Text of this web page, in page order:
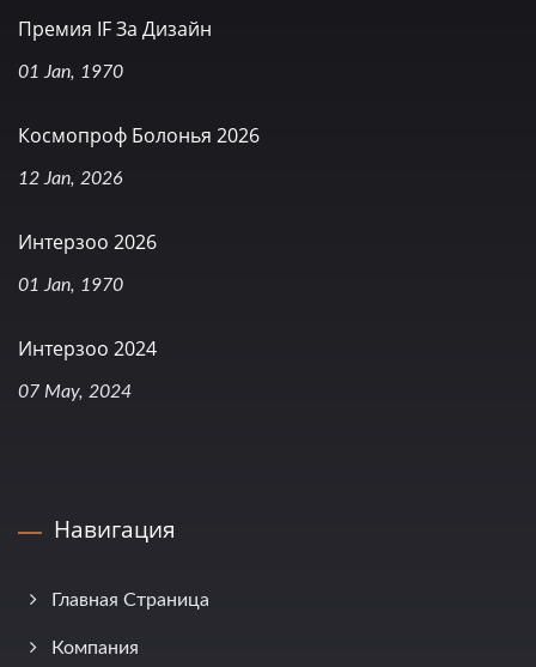
Премия IF За Дизайн
01 Jan, 1970
Космопроф Болонья 2026
12 Jan, 2026
Интерзоо 2026
01 Jan, 1970
Интерзоо 2024
07 May, 2024
Навигация
Главная Страница
Компания